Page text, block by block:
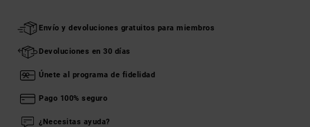
Envío y devoluciones gratuitos para miembros
Devoluciones en 30 días
Únete al programa de fidelidad
Pago 100% seguro
¿Necesitas ayuda?